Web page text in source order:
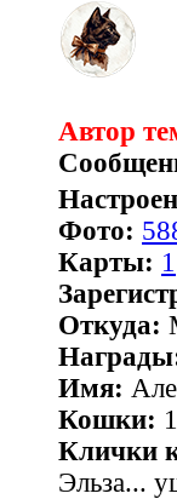
Автор
Фото:
Карты: 1
Откуда:
Имя:
Кошки: 1
Клички
Эльза...